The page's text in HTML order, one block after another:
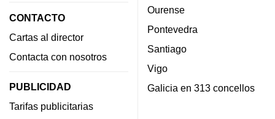
CONTACTO
Cartas al director
Contacta con nosotros
PUBLICIDAD
Tarifas publicitarias
Ourense
Pontevedra
Santiago
Vigo
Galicia en 313 concellos